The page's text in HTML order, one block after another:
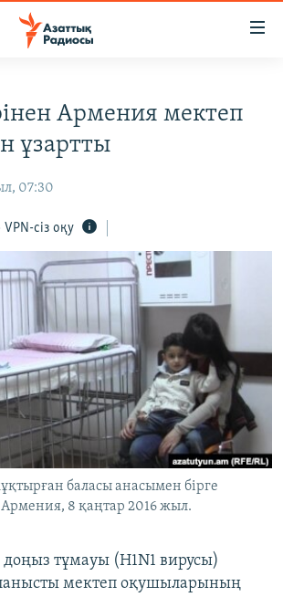
Армения мектеп
ұзартты
07:30
VPN-сіз оқу
баласы анасымен бірге
8 қаңтар 2016 жыл.
доңыз тұмауы (H1N1 вирусы)
мектеп оқушыларының